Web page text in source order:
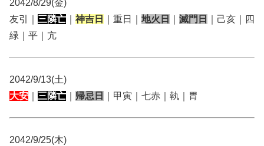
2042/8/29(金)
友引｜ 三隣亡 神吉日 ｜重日｜ 地火日 滅門日
｜己亥｜四
緑｜平｜亢
2042/9/13(土)
大安
三隣亡 帰忌日 ｜甲寅｜七赤｜執｜胃
2042/9/25(木)